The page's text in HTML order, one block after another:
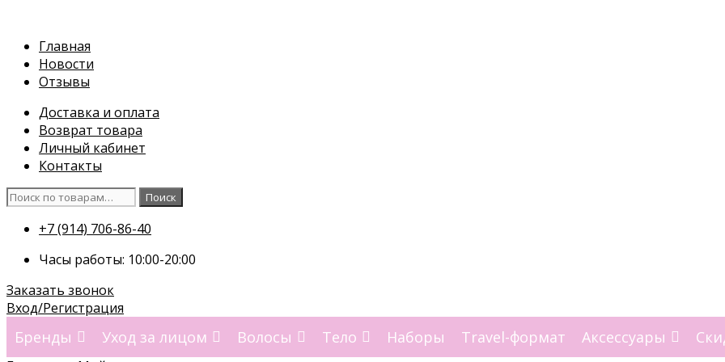
содержимому
Главная
Новости
Отзывы
Доставка и оплата
Возврат товара
Личный кабинет
Контакты
Искать:
Поиск
+7 (914) 706-86-40
Часы работы: 10:00-20:00
Заказать звонок
Вход/Регистрация
Бренды Уход за лицом Волосы Тело Наборы Travel-формат Аксессуары